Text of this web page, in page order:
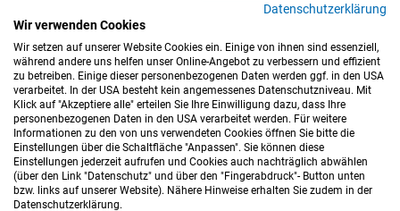
Impressum Datenschutz Barrierefreiheitserklärung
Datenschutzerklärung
Wir verwenden Cookies
Wir setzen auf unserer Website Cookies ein. Einige von ihnen sind essenziell,
während andere uns helfen unser Online-Angebot zu verbessern und effizient
zu betreiben. Einige dieser personenbezogenen Daten werden ggf. in den USA
verarbeitet. In der USA besteht kein angemessenes Datenschutzniveau. Mit
Klick auf "Akzeptiere alle" erteilen Sie Ihre Einwilligung dazu, dass Ihre
personenbezogenen Daten in den USA verarbeitet werden. Für weitere
Informationen zu den von uns verwendeten Cookies öffnen Sie bitte die
Einstellungen über die Schaltfläche "Anpassen". Sie können diese
Einstellungen jederzeit aufrufen und Cookies auch nachträglich abwählen
(über den Link "Datenschutz" und über den "Fingerabdruck"- Button unten
bzw. links auf unserer Website). Nähere Hinweise erhalten Sie zudem in der
Datenschutzerklärung.